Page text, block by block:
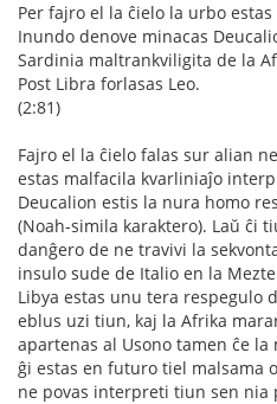
Per fajro el la ĉielo la urbo
Inundo denove minacas
Sardinia maltrankviligita de la
Post Libra forlasas Leo.
(2:81)
Fajro el la ĉielo falas sur alian
estas malfacila kvarliniaĵo
Deucalion estis la nura homo
(Noah-simila karaktero). Laŭ ĉi
danĝero de ne travivi la
insulo sude de Italio en la
Libya estas unu tera respegulo
eblus uzi tiun, kaj la Afrika
apartenas al Usono tamen ĉe la
ĝi estas en futuro tiel malsama
ne povas interpreti tiun sen nia